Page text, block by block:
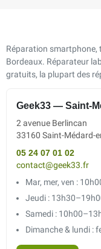
Réparation smartphone,
Bordeaux. Réparateur
gratuits, la plupart des
Geek33 — Saint-
2 avenue Berlincan
33160 Saint-Médard-
05 24 07 01 02
contact@geek33.fr
Mar, mer, ven :
Jeudi :
Samedi :
Dimanche & lundi :